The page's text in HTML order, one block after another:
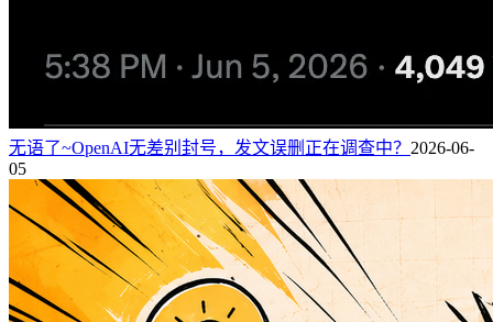
无语了~OpenAI无差别封号，发文误删正在调查中？ 2026-06-
05